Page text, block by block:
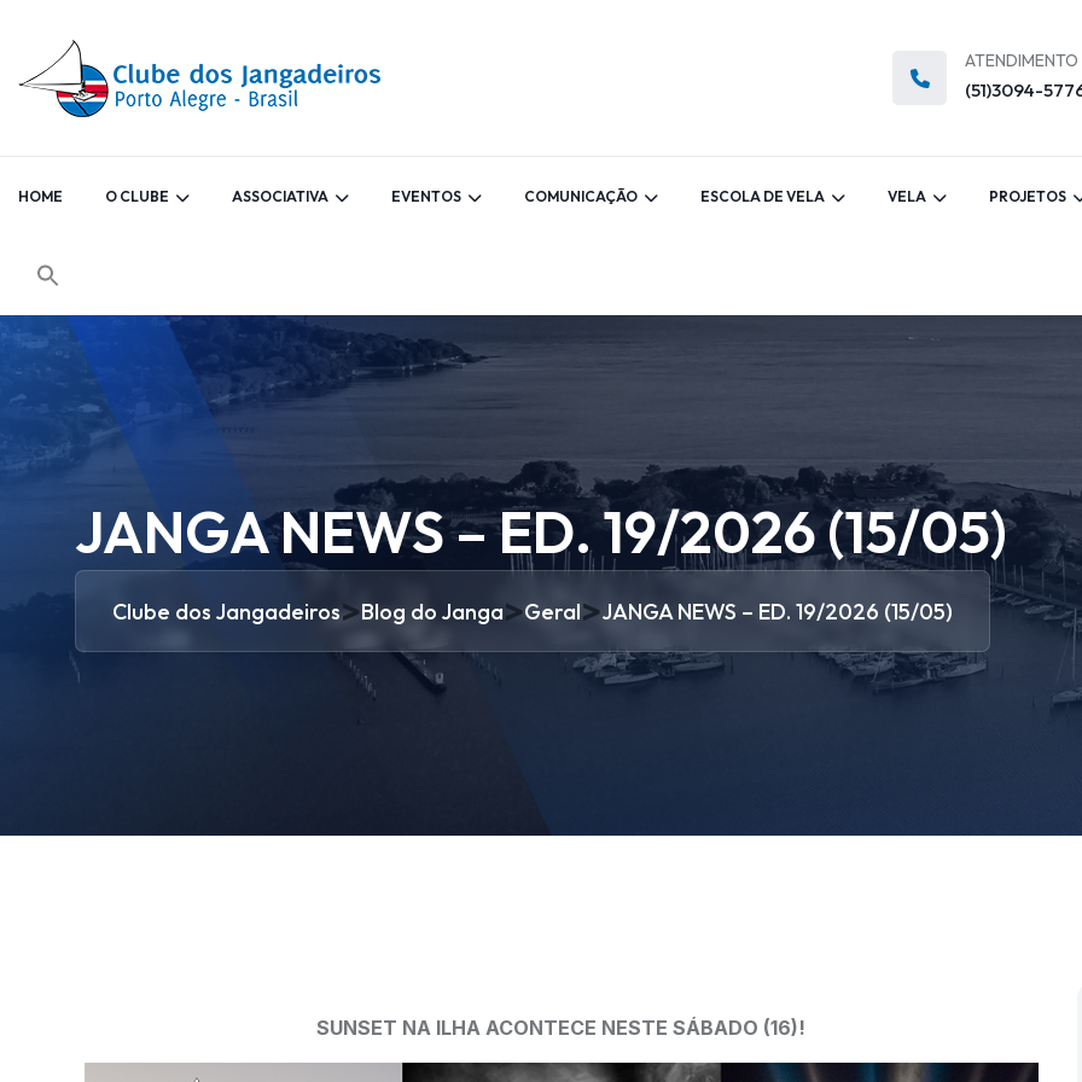
ATENDIMENTO
(51)3094-
HOME O CLUBE ASSOCIATIVA EVENTOS COMUNICAÇÃO ESCOLA DE VELA VELA PROJETOS
JANGA NEWS – ED. 19/2026 (15/05)
Clube dos Jangadeiros>Blog do Janga>Geral>JANGA NEWS – ED. 19/2026 (15/05)
SUNSET NA ILHA ACONTECE NESTE SÁBADO (16)!